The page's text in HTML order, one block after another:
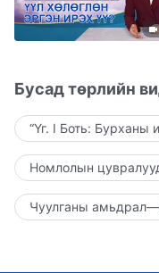
Бусад төрлийн
“Үг. I Боть: Бурханы
Номлолын
Чуулганы